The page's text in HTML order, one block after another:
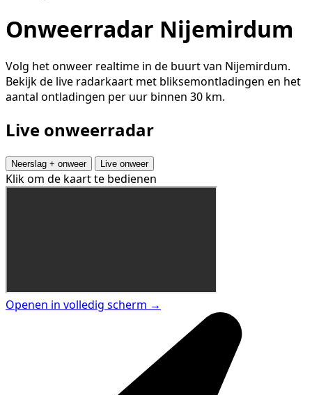
Onweerradar Nijemirdum
Volg het onweer realtime in de buurt van Nijemirdum.
Bekijk de live radarkaart met bliksemontladingen en het
aantal ontladingen per uur binnen 30 km.
Live onweerradar
Neerslag + onweer Live onweer
Klik om de kaart te bedienen
Openen in volledig scherm →